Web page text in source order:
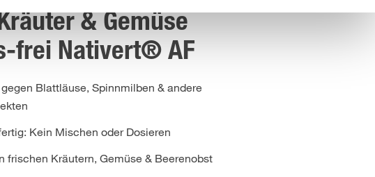
& Gemüse
frei Nativert® AF
Blattläuse, Spinnmilben & andere
Kein Mischen oder Dosieren
frischen Kräutern, Gemüse & Beerenobst